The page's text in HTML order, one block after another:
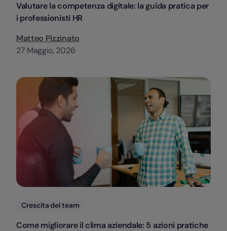
Valutare la competenza digitale: la guida pratica per
i professionisti HR
Matteo Pizzinato
27 Maggio, 2026
Categorie
Crescita del team
Come migliorare il clima aziendale: 5 azioni pratiche